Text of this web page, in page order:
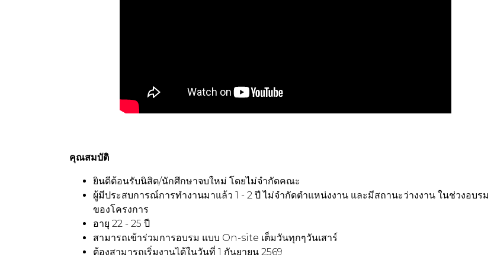
คุณสมบัติ
ยินดีต้อนรับนิสิต/นักศึกษาจบใหม่ โดยไม่จำกัดคณะ
ผู้มีประสบการณ์การทำงานมาแล้ว 1 - 2 ปี ไม่จำกัดตำแหน่งงาน และมีสถานะว่างงาน ในช่วงอบรม
ของโครงการ
อายุ 22 - 25 ปี
สามารถเข้าร่วมการอบรม แบบ On-site เต็มวันทุกๆวันเสาร์
ต้องสามารถเริ่มงานได้ในวันที่ 1 กันยายน 2569